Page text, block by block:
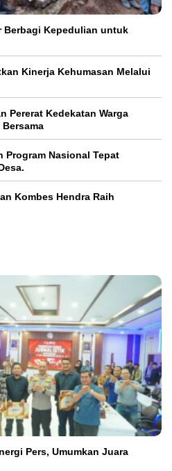
Berbagi Kepedulian untuk
Kinerja Kehumasan Melalui
Pererat Kedekatan Warga
Program Nasional Tepat
Kombes Hendra Raih
Pers, Umumkan Juara